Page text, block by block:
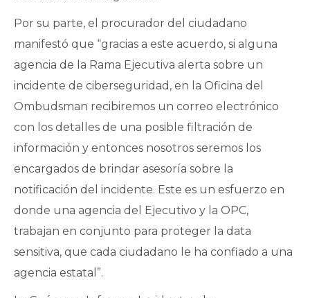
Por su parte, el procurador del ciudadano
manifestó que “gracias a este acuerdo, si alguna
agencia de la Rama Ejecutiva alerta sobre un
incidente de ciberseguridad, en la Oficina del
Ombudsman recibiremos un correo electrónico
con los detalles de una posible filtración de
información y entonces nosotros seremos los
encargados de brindar asesoría sobre la
notificación del incidente. Este es un esfuerzo en
donde una agencia del Ejecutivo y la OPC,
trabajan en conjunto para proteger la data
sensitiva, que cada ciudadano le ha confiado a una
agencia estatal”.